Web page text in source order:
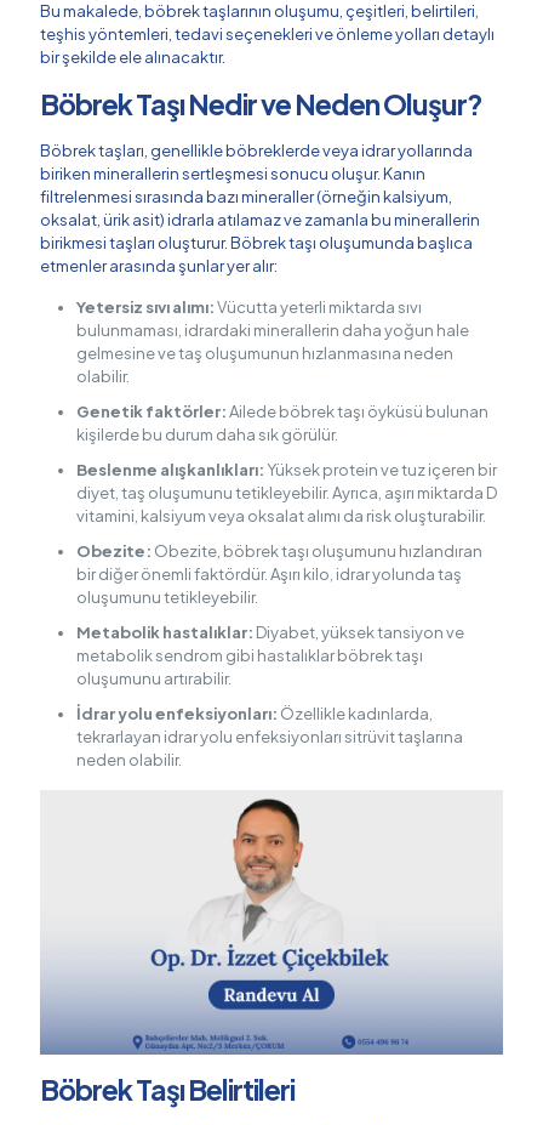
Bu makalede, böbrek taşlarının oluşumu, çeşitleri, belirtileri,
teşhis yöntemleri, tedavi seçenekleri ve önleme yolları detaylı
bir şekilde ele alınacaktır.
Böbrek Taşı Nedir ve Neden Oluşur?
Böbrek taşları, genellikle böbreklerde veya idrar yollarında
biriken minerallerin sertleşmesi sonucu oluşur. Kanın
filtrelenmesi sırasında bazı mineraller (örneğin kalsiyum,
oksalat, ürik asit) idrarla atılamaz ve zamanla bu minerallerin
birikmesi taşları oluşturur. Böbrek taşı oluşumunda başlıca
etmenler arasında şunlar yer alır:
Yetersiz sıvı alımı:Vücutta yeterli miktarda sıvı
bulunmaması, idrardaki minerallerin daha yoğun hale
gelmesine ve taş oluşumunun hızlanmasına neden
olabilir.
Genetik faktörler:Ailede böbrek taşı öyküsü bulunan
kişilerde bu durum daha sık görülür.
Beslenme alışkanlıkları:Yüksek protein ve tuz içeren bir
diyet, taş oluşumunu tetikleyebilir. Ayrıca, aşırı miktarda D
vitamini, kalsiyum veya oksalat alımı da risk oluşturabilir.
Obezite: Obezite, böbrek taşı oluşumunu hızlandıran
bir diğer önemli faktördür. Aşırı kilo, idrar yolunda taş
oluşumunu tetikleyebilir.
Metabolik hastalıklar: Diyabet, yüksek tansiyon ve
metabolik sendrom gibi hastalıklar böbrek taşı
oluşumunu artırabilir.
İdrar yolu enfeksiyonları: Özellikle kadınlarda,
tekrarlayan idrar yolu enfeksiyonları sitrüvit taşlarına
neden olabilir.
Böbrek Taşı Belirtileri